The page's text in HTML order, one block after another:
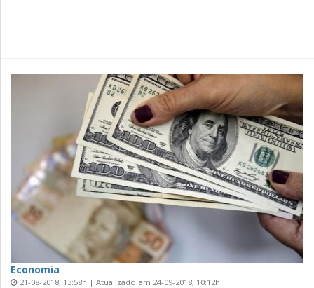
Economia
21-08-2018, 13:58h | Atualizado em 24-09-2018, 10:12h